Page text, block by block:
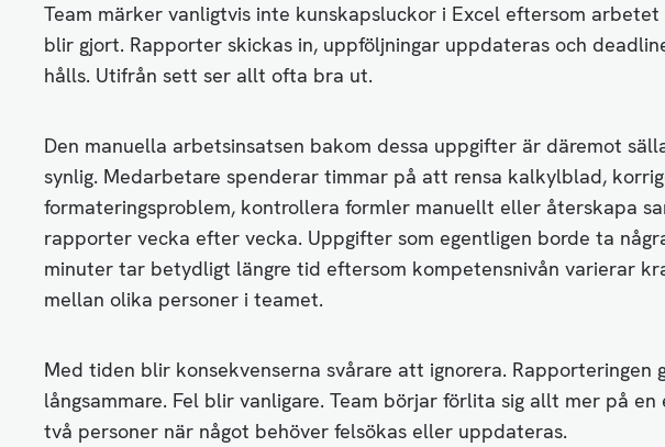
Team märker vanligtvis inte kunskapsluckor i Excel eftersom arbetet
blir gjort. Rapporter skickas in, uppföljningar uppdateras och
hålls. Utifrån sett ser allt ofta bra ut.
Den manuella arbetsinsatsen bakom dessa uppgifter är däremot
synlig. Medarbetare spenderar timmar på att rensa kalkylblad,
formateringsproblem, kontrollera formler manuellt eller återskapa
rapporter vecka efter vecka. Uppgifter som egentligen borde ta
minuter tar betydligt längre tid eftersom kompetensnivån varierar
mellan olika personer i teamet.
Med tiden blir konsekvenserna svårare att ignorera. Rapporteringen
långsammare. Fel blir vanligare. Team börjar förlita sig allt mer på en
två personer när något behöver felsökas eller uppdateras.